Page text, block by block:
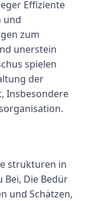
Effiziente
und
zum
unerstein
spielen
der
Insbesondere
strukturen in
Die Bedür
und Schätzen,